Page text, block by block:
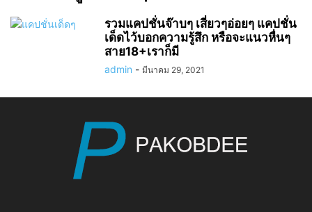
รวมแคปชั่นจ๊าบๆ เสี่ยวๆอ่อยๆ แคปชั่น
เด็ดไว้บอกความรู้สึก หรือจะแนวหื่นๆ
สาย18+เราก็มี
admin - มีนาคม 29, 2021